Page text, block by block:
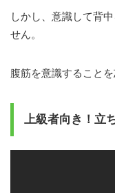
しかし、意識して背
せん。
腹筋を意識すること
上級者向き！立